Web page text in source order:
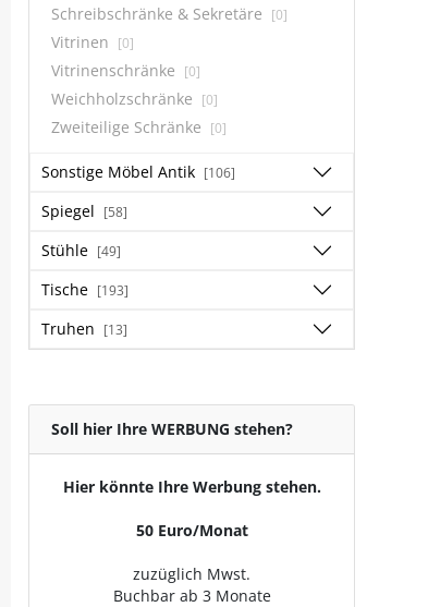
Schreibschränke & Sekretäre [0]
Vitrinen [0]
Vitrinenschränke [0]
Weichholzschränke [0]
Zweiteilige Schränke [0]
Sonstige Möbel Antik [106]
Spiegel [58]
Stühle [49]
Tische [193]
Truhen [13]
Soll hier Ihre WERBUNG stehen?
Hier könnte Ihre Werbung stehen.
50 Euro/Monat
zuzüglich Mwst.
Buchbar ab 3 Monate